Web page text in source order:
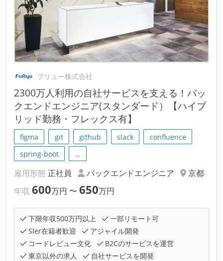
フリュー株式会社
2300万人利用の自社サービスを支える！バッ
クエンドエンジニア(スタンダード）【ハイブ
リッド勤務・フレックス有】
figma git github slack
confluence
spring-boot
…
雇用形態 正社員 バックエンドエンジニア
京都
年収 600万円 〜 650万円
下限年収500万円以上
一部リモート可
SIer在籍者歓迎
アジャイル開発
コードレビュー文化
B2Cのサービスを運営
東京以外の求人
自社サービスを開発